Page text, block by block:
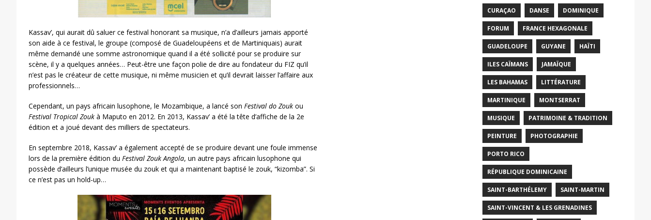
Kassav’, qui aurait dû saluer ce festival honorant sa musique, n’a d’ailleurs jamais apporté
son aide à ce festival, le groupe (composé de Guadeloupéens et de Martiniquais) aurait
même demandé une somme astronomique quand il a été sollicité pour se produire sur
scène, il y a quelques années… Peut-être une façon polie de dire au fondateur du FIZ qu’il
n’est pas le créateur de cette musique, ni même musicien et qu’il devrait laisser l’affaire aux
professionnels…
Cependant, un pays africain lusophone, le Mozambique, a lancé son Festival do Zoukou
Festival Tropical Zoukà Maputo en 2012. En 2013, Kassav’ a été la tête d’affiche de la 2e
édition et a joué devant des milliers de spectateurs.
En septembre 2018, Kassav’ a également accepté de se produire devant une foule immense
lors de la première édition du Festival Zouk Angola, un autre pays africain lusophone qui
possède d’ailleurs l’unique musée du zouk et qui a maintenant baptisé le zouk, “kizomba”. Si
ce n’est pas un hold-up…
CURAÇAO DANSE DOMINIQUE
FORUM FRANCE HEXAGONALE
GUADELOUPE GUYANE HAÏTI
ILES CAÏMANS JAMAÏQUE
LES BAHAMAS LITTÉRATURE
MARTINIQUE MONTSERRAT
MUSIQUE PATRIMOINE & TRADITION
PEINTURE PHOTOGRAPHIE
PORTO RICO
RÉPUBLIQUE DOMINICAINE
SAINT-BARTHÉLEMY SAINT-MARTIN
SAINT-VINCENT & LES GRENADINES